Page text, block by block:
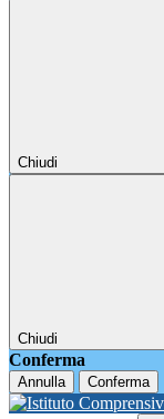
Chiudi
Chiudi
Conferma
Annulla Conferma